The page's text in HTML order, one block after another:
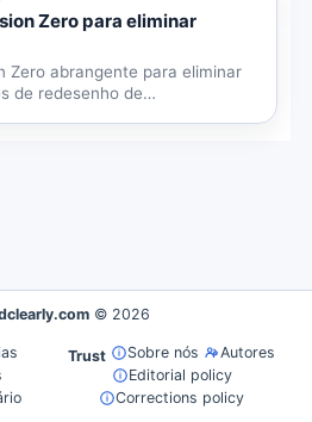
Zero para eliminar
Zero abrangente para eliminar
de redesenho de
© 2026
Trust Sobre nós
Autores
Editorial policy
Corrections policy